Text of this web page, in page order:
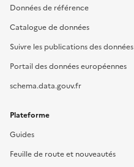
Données de référence
Catalogue de données
Suivre les publications des données
Portail des données européennes
schema.data.gouv.fr
Plateforme
Guides
Feuille de route et nouveautés